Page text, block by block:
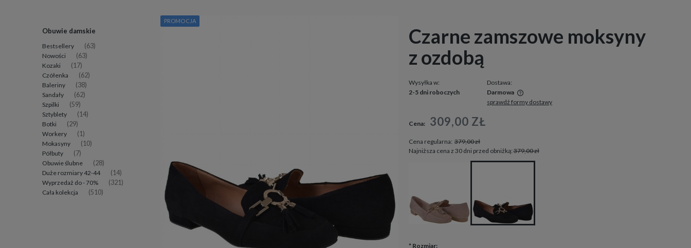
Obuwie damskie
Bestsellery
(63)
Nowości
(63)
Kozaki
(17)
Czółenka
(62)
Baleriny
(38)
Sandały
(62)
Szpilki
(59)
Sztyblety
(14)
Botki
(29)
Workery
(1)
Mokasyny
(10)
Półbuty
(7)
Obuwie ślubne
(28)
Duże rozmiary 42-44
(14)
Wyprzedaż do - 70%
(321)
Cała kolekcja
(510)
PROMOCJA
Czarne zamszowe moksyny
z ozdobą
Wysyłka w:
2-5 dni roboczych
Dostawa:
Darmowa
płatności
sprawdź formy dostawy
Cena: 309,00 ZŁ
Cena regularna: 379,00 zł
Najniższa cena z 30 dni przed obniżką:379,00 zł
* Rozmiar: